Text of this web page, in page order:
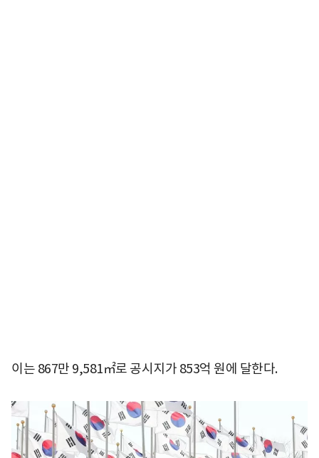
이는 867만 9,581㎡로 공시지가 853억 원에 달한다.